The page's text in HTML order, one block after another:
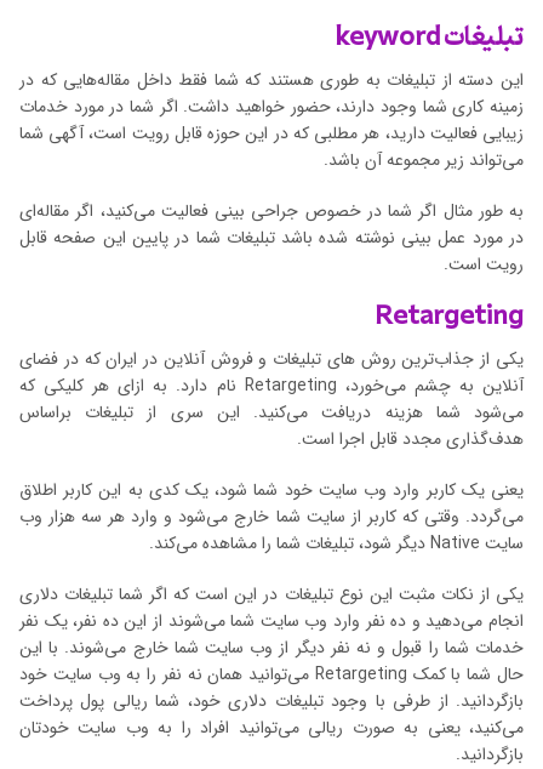
تبلیغات keyword
این دسته از تبلیغات به طوری هستند که شما فقط داخل مقاله‌هایی که در
زمینه کاری شما وجود دارند، حضور خواهید داشت. اگر شما در مورد خدمات
زیبایی فعالیت دارید، هر مطلبی که در این حوزه قابل رویت است، آگهی شما
می‌تواند زیر مجموعه آن باشد.
به طور مثال اگر شما در خصوص جراحی بینی فعالیت می‌کنید، اگر مقاله‌ای
در مورد عمل بینی نوشته شده باشد تبلیغات شما در پایین این صفحه قابل
رویت است.
Retargeting
یکی از جذاب‌ترین روش های تبلیغات و فروش آنلاین در ایران که در فضای
آنلاین به چشم می‌خورد، Retargeting نام دارد. به ازای هر کلیکی که
می‌شود شما هزینه دریافت می‌کنید. این سری از تبلیغات براساس
هدف‌گذاری مجدد قابل اجرا است.
یعنی یک کاربر وارد وب سایت خود شما شود، یک کدی به این کاربر اطلاق
می‌‌گردد. وقتی که کاربر از سایت شما خارج می‌شود و وارد هر سه هزار وب
سایت Native دیگر شود، تبلیغات شما را مشاهده می‌کند.
یکی از نکات مثبت این نوع تبلیغات در این است که اگر شما تبلیغات دلاری
انجام می‌دهید و ده نفر وارد وب سایت شما می‌شوند از این ده نفر، یک نفر
خدمات شما را قبول و نه نفر دیگر از وب سایت شما خارج می‌شوند. با این
حال شما با کمک Retargeting می‌توانید همان نه نفر را به وب سایت خود
بازگردانید. از طرفی با وجود تبلیغات دلاری خود، شما ریالی پول پرداخت
می‌کنید، یعنی به صورت ریالی می‌توانید افراد را به وب سایت خودتان
بازگردانید.